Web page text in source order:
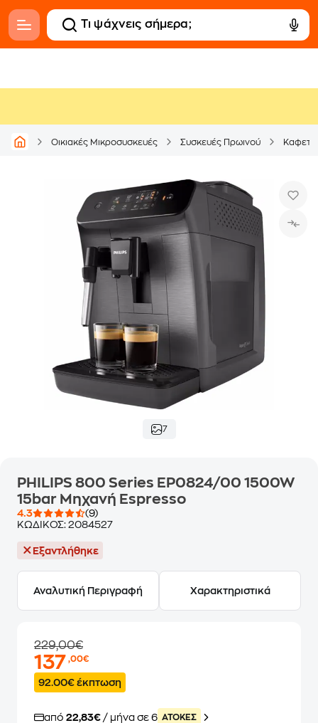
Οικιακές Μικροσυσκευές Συσκευές Πρωινού
7
PHILIPS 800 Series EP0824/00 1500W
15bar Μηχανή Espresso
4.3
(9)
ΚΩΔΙΚΟΣ: 2084527
Εξαντλήθηκε
Αναλυτική Περιγραφή Χαρακτηριστικά
229,00€
137,00€
92.00€ έκπτωση
από 22,83€ / μήνα σε 6 ATOKEΣ